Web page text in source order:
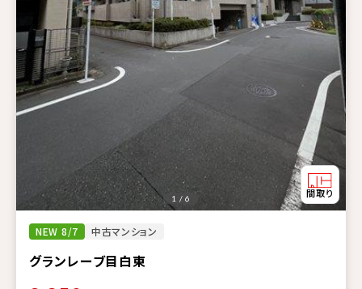
NEW 8/7 中古マンション
グランレーブ目白東
1 / 6